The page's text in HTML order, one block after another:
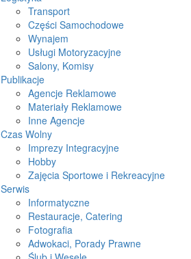
Transport
Części Samochodowe
Wynajem
Usługi Motoryzacyjne
Salony, Komisy
Publikacje
Agencje Reklamowe
Materiały Reklamowe
Inne Agencje
Czas Wolny
Imprezy Integracyjne
Hobby
Zajęcia Sportowe i Rekreacyjne
Serwis
Informatyczne
Restauracje, Catering
Fotografia
Adwokaci, Porady Prawne